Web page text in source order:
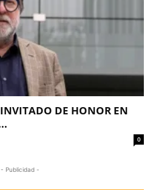
DE HONOR EN
0
- Publicidad -